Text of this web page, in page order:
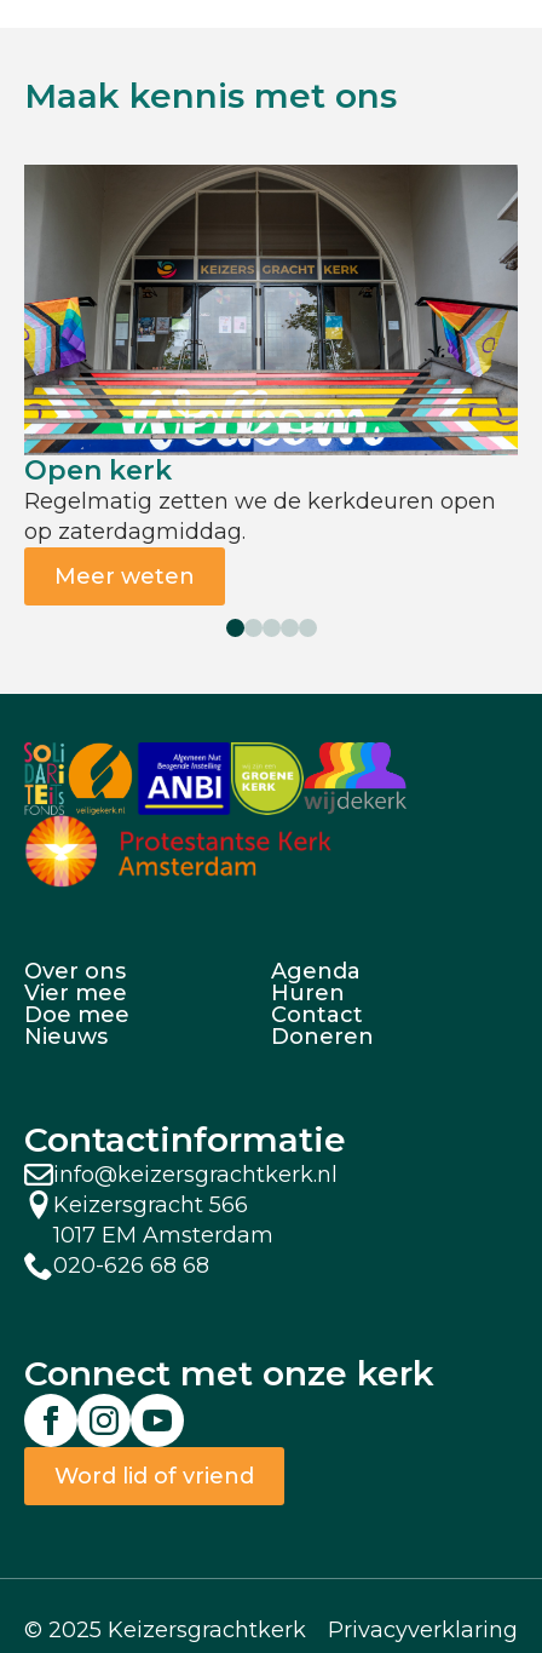
Maak kennis met ons
Open kerk
Regelmatig zetten we de kerkdeuren open
op zaterdagmiddag.
Meer weten
Over ons
Vier mee
Doe mee
Nieuws
Agenda
Huren
Contact
Doneren
Contactinformatie
info@keizersgrachtkerk.nl
Keizersgracht 566
1017 EM Amsterdam
020-626 68 68
Connect met onze kerk
Word lid of vriend
© 2025 Keizersgrachtkerk Privacyverklaring